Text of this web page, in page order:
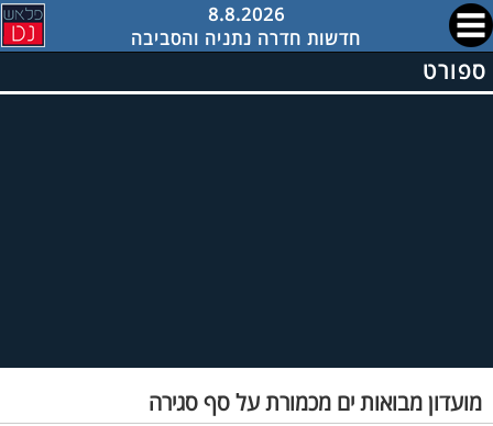
8.8.2026
חדשות חדרה נתניה והסביבה
ספורט
מועדון מבואות ים מכמורת על סף סגירה